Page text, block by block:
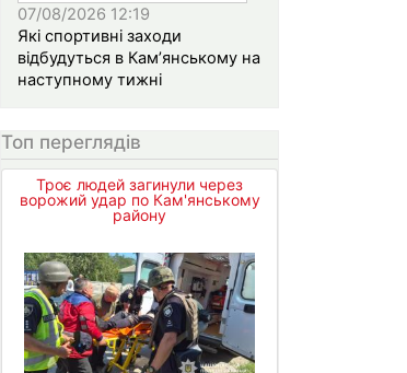
07/08/2026 12:19
Які спортивні заходи
відбудуться в Кам’янському на
наступному тижні
Топ переглядів
Троє людей загинули через
ворожий удар по Кам'янському
району